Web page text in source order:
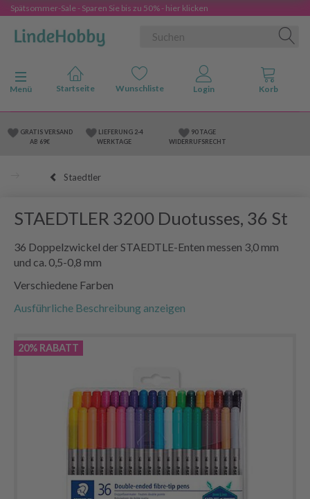
Spätsommer-Sale - Sparen Sie bis zu 50% - hier klicken
Anzeige ändern
Menü
GRATIS VERSAND
AB 69€
LIEFERUNG 2-4
WERKTAGE
90 TAGE
WIDERRUFSRECHT
Staedtler
STAEDTLER 3200 Duotusses, 36 St
36 Doppelzwickel der STAEDTLE-Enten messen 3,0 mm
und ca. 0,5-0,8 mm
Verschiedene Farben
Ausführliche Beschreibung anzeigen
20% RABATT